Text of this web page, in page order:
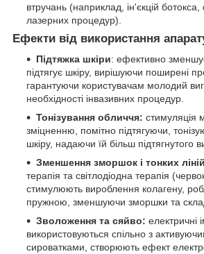
втручань (наприклад, ін'єкцій ботокса,
лазерних процедур).
Ефекти від використання
Підтяжка шкіри: ефективно
підтягує шкіру, вирішуючи поширені
гарантуючи користувачам молодий
необхідності інвазивних процедур.
Тонізування обличчя: стимуляція
зміцненню, помітно підтягуючи,
шкіру, надаючи їй більш підтягнутого
Зменшення зморшок і тонких
терапія та світлодіодна терапія
стимулюють вироблення колагену,
пружною, зменшуючи зморшки та
Зволоження та сяйво: електричні
використовуються спільно з
сироватками, створюють ефект